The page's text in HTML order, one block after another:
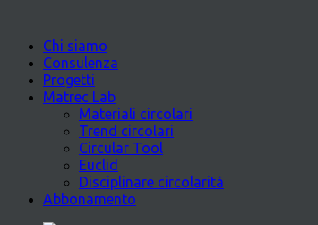
Chi siamo
Consulenza
Progetti
Matrec Lab
Materiali circolari
Trend circolari
Circular Tool
Euclid
Disciplinare circolarità
Abbonamento